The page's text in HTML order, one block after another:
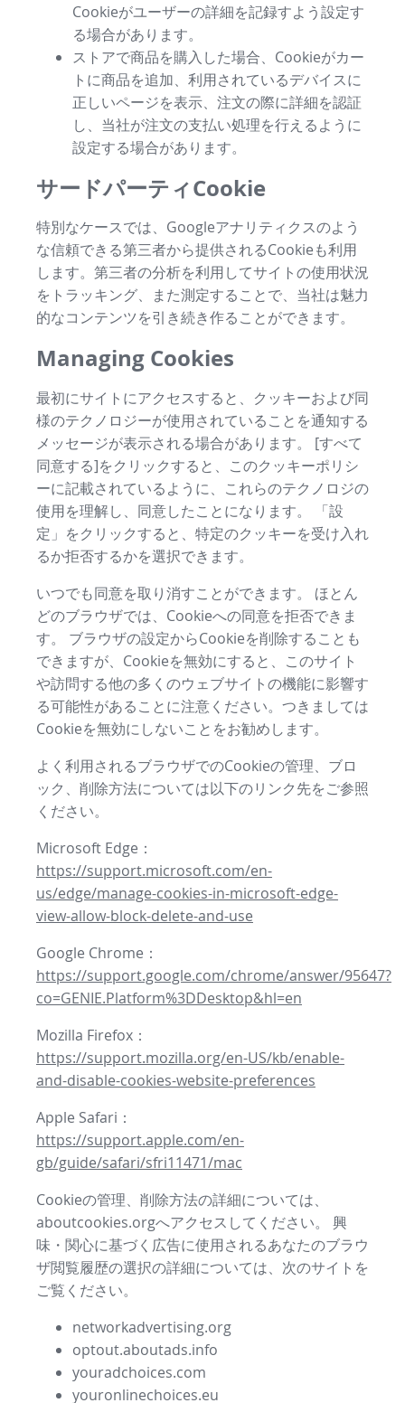
Cookieがユーザーの詳細を記録すよう設定す
る場合があります。
ストアで商品を購入した場合、Cookieがカー
トに商品を追加、利用されているデバイスに
正しいページを表示、注文の際に詳細を認証
し、当社が注文の支払い処理を行えるように
設定する場合があります。
サードパーティCookie
特別なケースでは、Googleアナリティクスのよう
な信頼できる第三者から提供されるCookieも利用
します。第三者の分析を利用してサイトの使用状況
をトラッキング、また測定することで、当社は魅力
的なコンテンツを引き続き作ることができます。
Managing Cookies
最初にサイトにアクセスすると、クッキーおよび同
様のテクノロジーが使用されていることを通知する
メッセージが表示される場合があります。 [すべて
同意する]をクリックすると、このクッキーポリシ
ーに記載されているように、これらのテクノロジの
使用を理解し、同意したことになります。 「設
定」をクリックすると、特定のクッキーを受け入れ
るか拒否するかを選択できます。
いつでも同意を取り消すことができます。 ほとん
どのブラウザでは、Cookieへの同意を拒否できま
す。 ブラウザの設定からCookieを削除することも
できますが、Cookieを無効にすると、このサイト
や訪問する他の多くのウェブサイトの機能に影響す
る可能性があることに注意ください。つきましては
Cookieを無効にしないことをお勧めします。
よく利用されるブラウザでのCookieの管理、ブロ
ック、削除方法については以下のリンク先をご参照
ください。
Microsoft Edge：
https://support.microsoft.com/en-
us/edge/manage-cookies-in-microsoft-edge-
view-allow-block-delete-and-use
Google Chrome：
https://support.google.com/chrome/answer/95647?
co=GENIE.Platform%3DDesktop&hl=en
Mozilla Firefox：
https://support.mozilla.org/en-US/kb/enable-
and-disable-cookies-website-preferences
Apple Safari：
https://support.apple.com/en-
gb/guide/safari/sfri11471/mac
Cookieの管理、削除方法の詳細については、
aboutcookies.orgへアクセスしてください。 興
味・関心に基づく広告に使用されるあなたのブラウ
ザ閲覧履歴の選択の詳細については、次のサイトを
ご覧ください。
networkadvertising.org
optout.aboutads.info
youradchoices.com
youronlinechoices.eu